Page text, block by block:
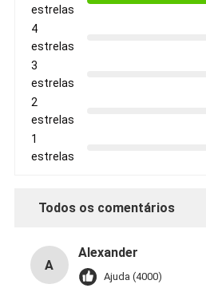
estrelas
4
estrelas
3
estrelas
2
estrelas
1
estrelas
Todos os comentários
A
Alexander
Ajuda (4000)